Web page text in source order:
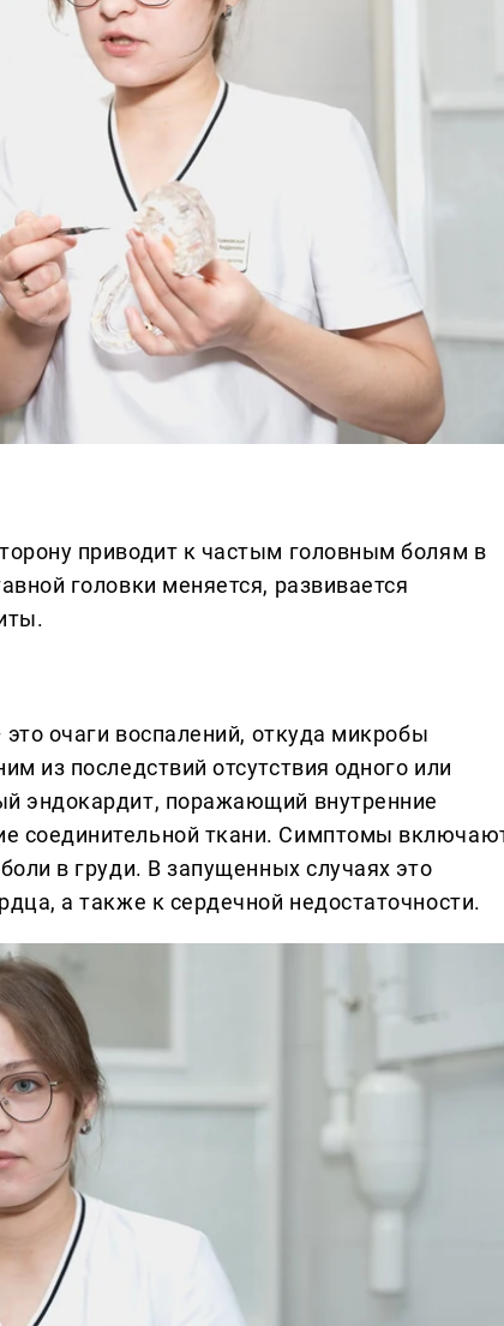
приводит к частым головным болям в
головки меняется, развивается
очаги воспалений, откуда микробы
из последствий отсутствия одного или
эндокардит, поражающий внутренние
соединительной ткани. Симптомы
в груди. В запущенных случаях это
а также к сердечной недостаточности.